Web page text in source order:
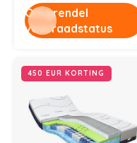
Ontgrendel
voorraadstatus
450 EUR KORTING